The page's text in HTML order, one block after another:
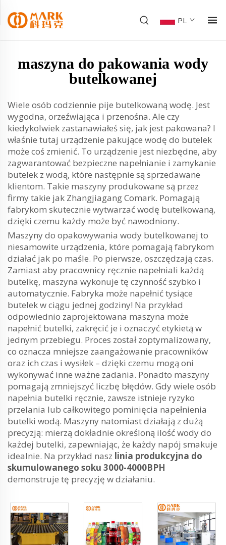
PL
maszyna do pakowania wody
butelkowanej
Wiele osób codziennie pije butelkowaną wodę. Jest
wygodna, orzeźwiająca i przenośna. Ale czy
kiedykolwiek zastanawiałeś się, jak jest pakowana? I
właśnie tutaj urządzenie pakujące wodę do butelek
może coś zmienić. To urządzenie jest niezbędne, aby
zagwarantować bezpieczne napełnianie i zamykanie
butelek z wodą, które następnie są sprzedawane
klientom. Takie maszyny produkowane są przez
firmy takie jak Zhangjiagang Comark. Pomagają
fabrykom skutecznie wytwarzać wodę butelkowaną,
dzięki czemu każdy może być nawodniony.
Maszyny do opakowywania wody butelkowanej to
niesamowite urządzenia, które pomagają fabrykom
działać jak po maśle. Po pierwsze, oszczędzają czas.
Zamiast aby pracownicy ręcznie napełniali każdą
butelkę, maszyna wykonuje tę czynność szybko i
automatycznie. Fabryka może napełnić tysiące
butelek w ciągu jednej godziny! Na przykład
odpowiednio zaprojektowana maszyna może
napełnić butelki, zakręcić je i oznaczyć etykietą w
jednym przebiegu. Proces został zoptymalizowany,
co oznacza mniejsze zaangażowanie pracowników
oraz ich czas i wysiłek – dzięki czemu mogą oni
wykonywać inne ważne zadania. Ponadto maszyny
pomagają zmniejszyć liczbę błędów. Gdy wiele osób
napełnia butelki ręcznie, zawsze istnieje ryzyko
przelania lub całkowitego pominięcia napełnienia
butelki wodą. Maszyny natomiast działają z dużą
precyzją: mierzą dokładnie określoną ilość wody do
każdej butelki, zapewniając, że każdy napój smakuje
idealnie. Na przykład nasz linia produkcyjna do
skumulowanego soku 3000-4000BPH
demonstruje tę precyzję w działaniu.